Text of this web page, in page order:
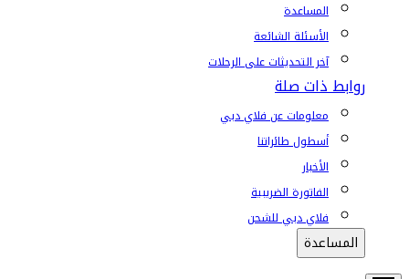
المساعدة
الأسئلة الشائعة
آخر التحديثات على الرحلات
روابط ذات صلة
معلومات عن فلاي دبي
أسطول طائراتنا
الأخبار
الفاتورة الضريبية
فلاي دبي للشحن
المساعدة